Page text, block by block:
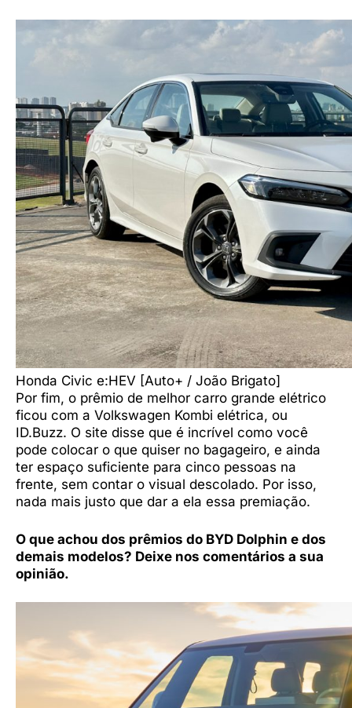
Honda Civic e:HEV [Auto+ / João Brigato]
Por fim, o prêmio de melhor carro grande elétrico
ficou com a Volkswagen Kombi elétrica, ou
ID.Buzz. O site disse que é incrível como você
pode colocar o que quiser no bagageiro, e ainda
ter espaço suficiente para cinco pessoas na
frente, sem contar o visual descolado. Por isso,
nada mais justo que dar a ela essa premiação.
O que achou dos prêmios do BYD Dolphin e dos
demais modelos? Deixe nos comentários a sua
opinião.